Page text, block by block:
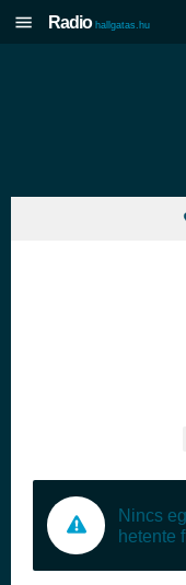
Radio hallgatas.hu
Nincs
hetente